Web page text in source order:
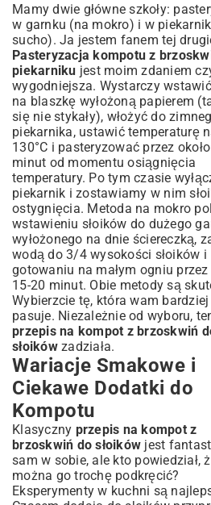
Mamy dwie główne szkoły:
w garnku (na mokro) i w
sucho). Ja jestem fanem tej
Pasteryzacja kompotu z
piekarniku jest moim zdaniem
wygodniejsza. Wystarczy wstawić
na blaszkę wyłożoną papierem
się nie stykały), włożyć do
piekarnika, ustawić temperaturę
130°C i pasteryzować przez
minut od momentu osiągnięcia
temperatury. Po tym czasie
piekarnik i zostawiamy w nim
ostygnięcia. Metoda na mokro
wstawieniu słoików do dużego
wyłożonego na dnie ściereczką,
wodą do 3/4 wysokości słoików i
gotowaniu na małym ogniu przez
15-20 minut. Obie metody są
Wybierzcie tę, która wam bardziej
pasuje. Niezależnie od wyboru,
przepis na kompot z brzoskwiń
słoikówzadziała.
Wariacje Smakowe i
Ciekawe Dodatki do
Kompotu
Klasyczny przepis na kompot z
brzoskwiń do słoików jest
sam w sobie, ale kto powiedział,
można go trochę podkręcić?
Eksperymenty w kuchni są